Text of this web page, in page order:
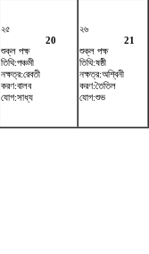
২৫
20
শুক্ল পক্ষ
তিথি:পঞ্চমী
নক্ষত্র:রেবতী
করণ:বালব
যোগ:সাধ্য
২৬
21
শুক্ল পক্ষ
তিথি:ষষ্ঠী
নক্ষত্র:অশ্বিনী
করণ:তৈতিল
যোগ:শুভ